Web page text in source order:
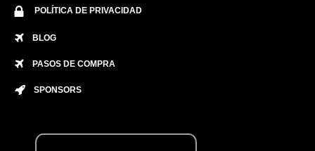
POLÍTICA DE PRIVACIDAD
BLOG
PASOS DE COMPRA
SPONSORS